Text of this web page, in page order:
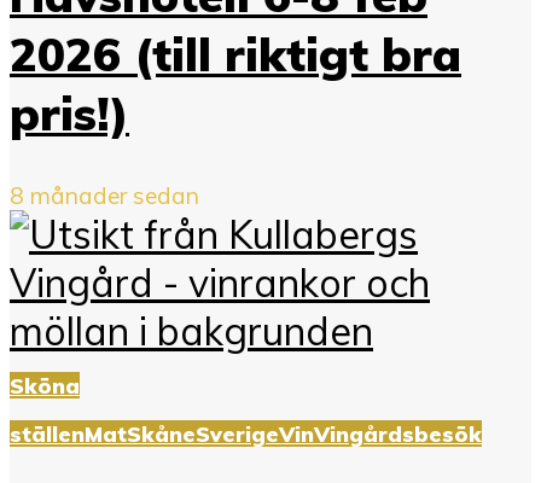
2026 (till riktigt bra
pris!)
8 månader sedan
Sköna
ställenMatSkåneSverigeVinVingårdsbesök